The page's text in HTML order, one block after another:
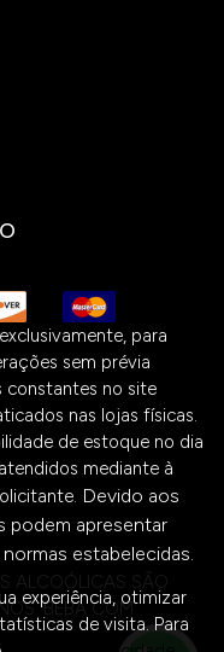
para
sem prévia
no site
nas lojas físicas.
de estoque no dia
mediante à
Devido aos
podem apresentar
estabelecidas.
ALCOÓLICAS SÃO
BEBA COM
experiência, otimizar
de visita. Para